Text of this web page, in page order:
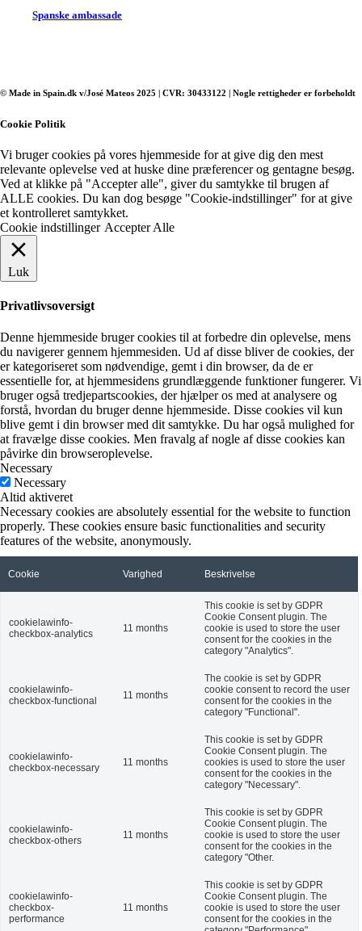
Spanske ambassade
© Made in Spain.dk v/José Mateos 2025 | CVR: 30433122 | Nogle rettigheder er forbeholdt
Cookie Politik
Vi bruger cookies på vores hjemmeside for at give dig den mest
relevante oplevelse ved at huske dine præferencer og gentagne besøg.
Ved at klikke på "Accepter alle", giver du samtykke til brugen af ​​
ALLE cookies. Du kan dog besøge "Cookie-indstillinger" for at give
et kontrolleret samtykket.
Cookie indstillinger Accepter Alle
Luk
Privatlivsoversigt
Denne hjemmeside bruger cookies til at forbedre din oplevelse, mens
du navigerer gennem hjemmesiden. Ud af disse bliver de cookies, der
er kategoriseret som nødvendige, gemt i din browser, da de er
essentielle for, at hjemmesidens grundlæggende funktioner fungerer. Vi
bruger også tredjepartscookies, der hjælper os med at analysere og
forstå, hvordan du bruger denne hjemmeside. Disse cookies vil kun
blive gemt i din browser med dit samtykke. Du har også mulighed for
at fravælge disse cookies. Men fravalg af nogle af disse cookies kan
påvirke din browseroplevelse.
Necessary
Necessary
Altid aktiveret
Necessary cookies are absolutely essential for the website to function
properly. These cookies ensure basic functionalities and security
features of the website, anonymously.
Cookie Varighed Beskrivelse
cookielawinfo-
checkbox-analytics
11 months
This cookie is set by GDPR
Cookie Consent plugin. The
cookie is used to store the user
consent for the cookies in the
category "Analytics".
cookielawinfo-
checkbox-functional
11 months
The cookie is set by GDPR
cookie consent to record the user
consent for the cookies in the
category "Functional".
cookielawinfo-
checkbox-necessary
11 months
This cookie is set by GDPR
Cookie Consent plugin. The
cookies is used to store the user
consent for the cookies in the
category "Necessary".
cookielawinfo-
checkbox-others
11 months
This cookie is set by GDPR
Cookie Consent plugin. The
cookie is used to store the user
consent for the cookies in the
category "Other.
cookielawinfo-
checkbox-
performance
11 months
This cookie is set by GDPR
Cookie Consent plugin. The
cookie is used to store the user
consent for the cookies in the